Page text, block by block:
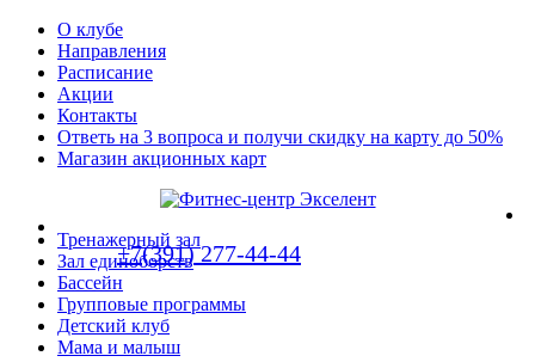
О клубе
Направления
Расписание
Акции
Контакты
Ответь на 3 вопроса и получи скидку на карту до 50%
Магазин акционных карт
+7(391) 277-44-44
Тренажерный зал
Зал единоборств
Бассейн
Групповые программы
Детский клуб
Мама и малыш